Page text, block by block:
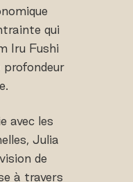
qui
Iru Fushi
avec les
Julia
de
à travers